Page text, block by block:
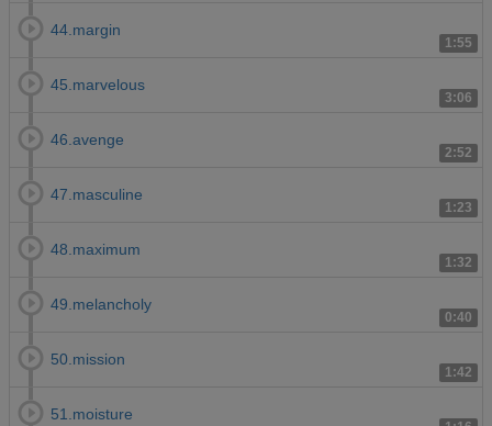
1:55
44.margin
3:06
45.marvelous
2:52
46.avenge
1:23
47.masculine
1:32
48.maximum
0:40
49.melancholy
1:42
50.mission
51.moisture